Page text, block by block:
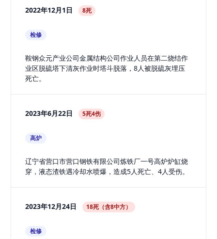
2022年12月1日 8死
检修
鞍钢众元产业公司金属结构公司作业人员在第二烧结作
业区脱硫塔下清灰作业时塔斗脱落，8人被脱硫灰埋压
死亡。
2023年6月22日 5死4伤
高炉
辽宁省营口市营口钢铁有限公司炼铁厂一号高炉炉缸烧
穿，液态渣铁遇冷却水喷爆，造成5人死亡、4人受伤。
2023年12月24日 18死（含8中方）
检修